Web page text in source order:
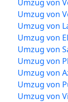
Umzug von
Umzug von
Umzug von
Umzug von
Umzug von
Umzug von
Umzug von
Umzug von
Umzug von